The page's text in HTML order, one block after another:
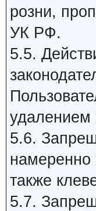
розни,
УК РФ.
5.5.
удалением
5.6.
намеренно
также
5.7.